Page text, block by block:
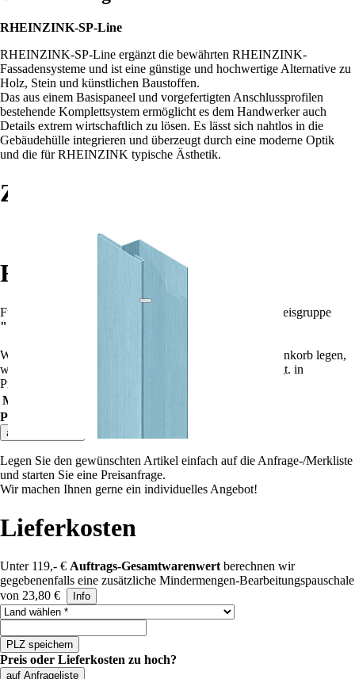
RHEINZINK-SP-Line
RHEINZINK-SP-Line ergänzt die bewährten RHEINZINK-
Fassadensysteme und ist eine günstige und hochwertige Alternative zu
Holz, Stein und künstlichen Baustoffen.
Das aus einem Basispaneel und vorgefertigten Anschlussprofilen
bestehende Komplettsystem ermöglicht es dem Handwerker auch
Details extrem wirtschaftlich zu lösen. Es lässt sich nahtlos in die
Gebäudehülle integrieren und überzeugt durch eine moderne Optik
und die für RHEINZINK typische Ästhetik.
Zubehör
Rheinzink Sweeper (Zinkreiniger)
Rabatte
Für die Summe aller Artikel
in Preisgruppe
""
Wenn Sie weitere Artikel dieser Preisgruppe in den Warenkorb legen,
wird der Rabatt automatisch angepasst und dort angezeigt. in
Preisgruppe
Mindestbestellwert
Preis oder Lieferkosten zu hoch?
auf Anfrageliste
Legen Sie den gewünschten Artikel einfach auf die Anfrage-/Merkliste
und starten Sie eine Preisanfrage.
Wir machen Ihnen gerne ein individuelles Angebot!
Lieferkosten
Unter 119,- € Auftrags-Gesamtwarenwert berechnen wir
gegebenenfalls eine zusätzliche Mindermengen-Bearbeitungspauschale
von 23,80 €
Info
Land auswählen
PLZ speichern
Preis oder Lieferkosten zu hoch?
auf Anfrageliste